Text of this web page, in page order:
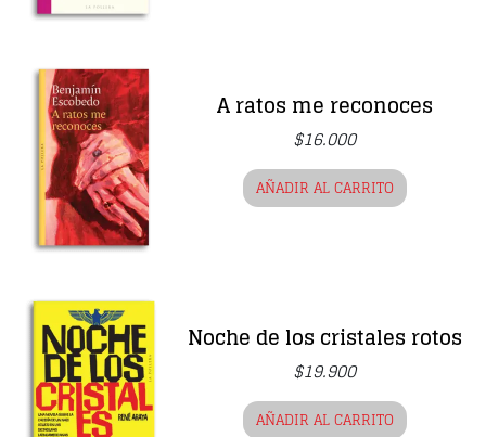
A ratos me reconoces
$16.000
AÑADIR AL CARRITO
Noche de los cristales rotos
$19.900
AÑADIR AL CARRITO